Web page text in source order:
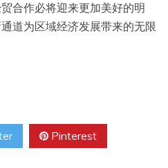
合作必将迎来更加美好的明
道为区域经济发展带来的无限
Pinterest